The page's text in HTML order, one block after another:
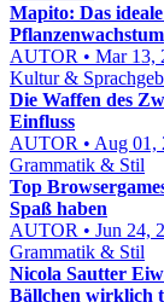
Mapito: Das
Pflanzenwachstum
AUTOR • Mar 13,
Kultur &
Die Waffen des
Einfluss
AUTOR • Aug 01,
Grammatik & Stil
Top
Spaß haben
AUTOR • Jun 24,
Grammatik & Stil
Nicola Sautter
Bällchen wirklich